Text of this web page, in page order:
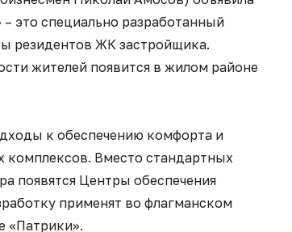
это специально разработанный
резидентов ЖК застройщика.
жителей появится в жилом районе
к обеспечению комфорта и
комплексов. Вместо стандартных
появятся Центры обеспечения
применят во флагманском
«Патрики».